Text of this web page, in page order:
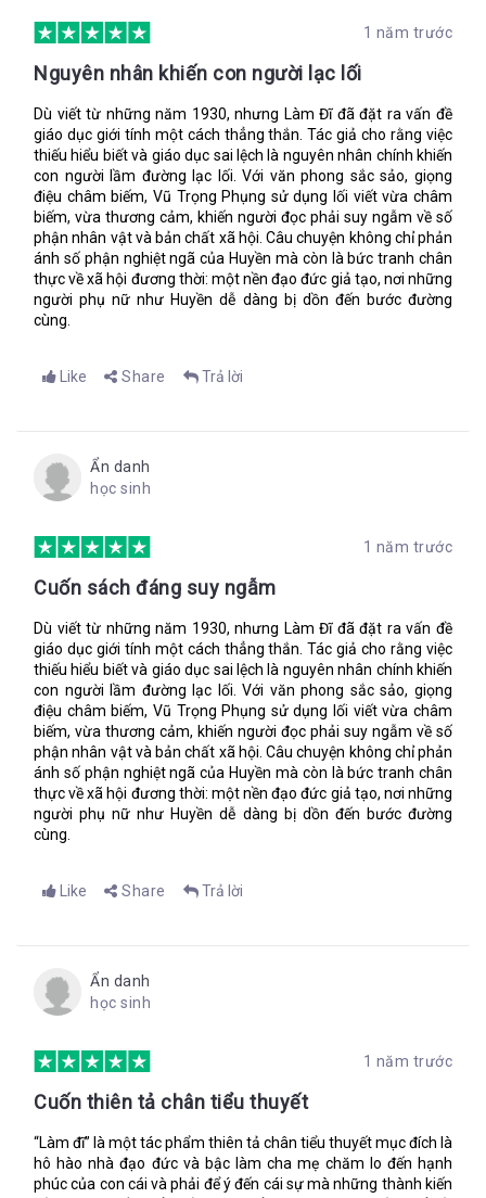
phấn bán hương, tác giả để cho nhân vật có cơ hội được giãi
bày.
Nhà văn khéo léo lồng ghép những nội dung trong sách thành
trầm luân cô trải qua. Và nhân vật tôi gọi những trang viết đó
là một “phóng sự tiểu thuyết”.
Ở đoạn kết, nhân vật “tôi”, vốn là bạn học cùng Huyền trước
đây, nay gặp lại người bạn gái bao người ngưỡng mộ năm xưa
trong tình cảnh một cô gái nhảy kiêm mãi dâm, đã nói:
“Không, anh không khinh bỉ em đâu! […] Thế thì đối với người
nhân tình hay người chồng cả ghen sẽ lục tội đến cái quá khứ
của Huyền, em cứ việc đưa ra cái mảnh đời này, và đáp: ‘Đây,
tại sao tôi đến nỗi này, những nguyên cớ ấy, nó đây… ấy chính
là đời tôi, tuy những tên người, tên phố, đã bị đổi cả’”.
giao thời, giữa một bên là văn minh phương Tây đang tràn tới,
gái, những tiệm may âu hóa giúp người phụ nữ khoe cơ thể,
các hình thức giải trí như khiêu vũ, “xem chớp bóng”, các trò
được cởi trói khỏi khuôn phép nghìn xưa.
vẫn còn. Khuôn phép cũ khiến người ta tránh động chạm đến
giao hợp, đã vô tâm khiêu dâm hơn là giảng dạy khoa học và
ái tình giáo dục”.
Giữa bối cảnh ấy, đi giữa hai làn sóng một bên hô hào cởi mở,
theo trào lưu “văn minh giải phóng phụ nữ”, một bên là những
giấu diếm về chuyện ái ân, trinh tiết đã góp phần đẩy những cô
gái như Huyền vào bước đường “làm đĩ”.
Làm đĩdo đó vừa là câu chuyện mang tính nhân bản, vừa là
bức tranh hiện thực của buổi giao thời. Bất chấp những ý kiến
trước đây cho rằng tác phẩm dâm uế, thì
Theo dõi fanpage của Bookademy để cập nhật các thông tin
thú vị về sách tại
link:https://www.facebook.com/bookademy.vn
Tham gia cộng đồng Bookademy để có cơ hội đọc và nhận
những cuốn sách thú vị, đăng ký CTV tại link:
https://goo.gl/forms/7pGl3eYeudJ3jXIE3
1 năm trước
Nguyên nhân khiến con người lạc lối
Dù viết từ những năm 1930, nhưng Làm Đĩ đã đặt ra vấn đề
giáo dục giới tính một cách thẳng thắn. Tác giả cho rằng việc
thiếu hiểu biết và giáo dục sai lệch là nguyên nhân chính khiến
con người lầm đường lạc lối. Với văn phong sắc sảo, giọng
điệu châm biếm, Vũ Trọng Phụng sử dụng lối viết vừa châm
biếm, vừa thương cảm, khiến người đọc phải suy ngẫm về số
phận nhân vật và bản chất xã hội. Câu chuyện không chỉ phản
ánh số phận nghiệt ngã của Huyền mà còn là bức tranh chân
thực về xã hội đương thời: một nền đạo đức giả tạo, nơi những
người phụ nữ như Huyền dễ dàng bị dồn đến bước đường
cùng.
Like Share Trả lời
Ẩn danh
học sinh
1 năm trước
Cuốn sách đáng suy ngẫm
Dù viết từ những năm 1930, nhưng Làm Đĩ đã đặt ra vấn đề
giáo dục giới tính một cách thẳng thắn. Tác giả cho rằng việc
thiếu hiểu biết và giáo dục sai lệch là nguyên nhân chính khiến
con người lầm đường lạc lối. Với văn phong sắc sảo, giọng
điệu châm biếm, Vũ Trọng Phụng sử dụng lối viết vừa châm
biếm, vừa thương cảm, khiến người đọc phải suy ngẫm về số
phận nhân vật và bản chất xã hội. Câu chuyện không chỉ phản
ánh số phận nghiệt ngã của Huyền mà còn là bức tranh chân
thực về xã hội đương thời: một nền đạo đức giả tạo, nơi những
người phụ nữ như Huyền dễ dàng bị dồn đến bước đường
cùng.
Like Share Trả lời
Ẩn danh
học sinh
1 năm trước
Cuốn thiên tả chân tiểu thuyết
“Làm đĩ” là một tác phẩm thiên tả chân tiểu thuyết mục đích là
hô hào nhà đạo đức và bậc làm cha mẹ chăm lo đến hạnh
phúc của con cái và phải để ý đến cái sự mà những thành kiến